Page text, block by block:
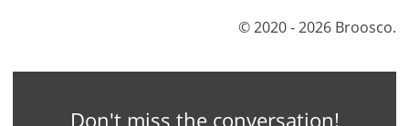
© 2020 - 2026 Broosco.
Don't miss the conversation!